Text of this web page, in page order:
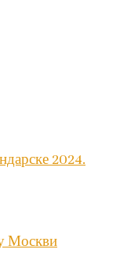
2024.
Москви